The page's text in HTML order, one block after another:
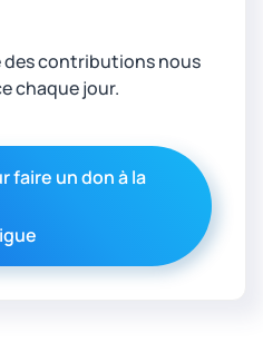
des contributions nous
chaque jour.
faire un don à la